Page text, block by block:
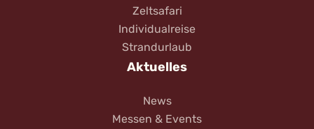
Zeltsafari
Individualreise
Strandurlaub
Aktuelles
News
Messen & Events